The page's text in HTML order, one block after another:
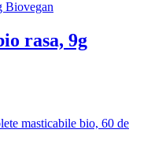
rasa, 9g